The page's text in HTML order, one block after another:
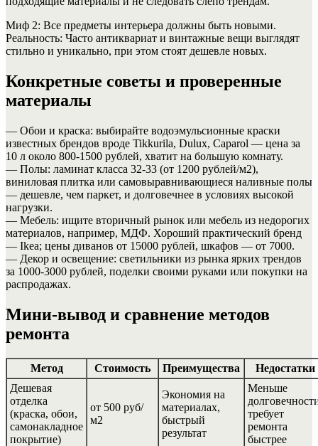
Миф 2: Все предметы интерьера должны быть новыми.
Реальность: Часто антиквариат и винтажные вещи выглядят
стильно и уникально, при этом стоят дешевле новых.
Конкретные советы и проверенные
материалы
— Обои и краска: выбирайте водоэмульсионные краски
известных брендов вроде Tikkurila, Dulux, Caparol — цена за
10 л около 800-1500 рублей, хватит на большую комнату.
— Полы: ламинат класса 32-33 (от 1200 рублей/м2),
виниловая плитка или самовыравнивающиеся наливные полы
— дешевле, чем паркет, и долговечнее в условиях высокой
нагрузки.
— Мебель: ищите вторичный рынок или мебель из недорогих
материалов, например, МДФ. Хороший практический бренд
— Ikea; цены диванов от 15000 рублей, шкафов — от 7000.
— Декор и освещение: светильники из рынка ярких трендов
за 1000-3000 рублей, поделки своими руками или покупки на
распродажах.
Мини-вывод и сравнение методов
ремонта
Метод Стоимость Преимущества
Недостатки
Дешевая
отделка
(краска, обои,
самонакладное
покрытие)
от 500 руб/
м2
Экономия на
материалах,
быстрый
результат
Меньше
требует
ремонта
быстрее